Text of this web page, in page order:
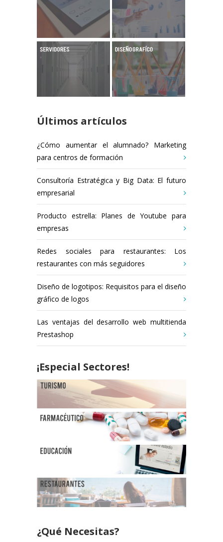
Últimos artículos
¿Cómo aumentar el alumnado? Marketing
para centros de formación
Consultoría Estratégica y Big Data: El futuro
empresarial
Producto estrella: Planes de Youtube para
empresas
Redes sociales para restaurantes: Los
restaurantes con más seguidores
Diseño de logotipos: Requisitos para el diseño
gráfico de logos
Las ventajas del desarrollo web multitienda
Prestashop
¡Especial Sectores!
¿Qué Necesitas?